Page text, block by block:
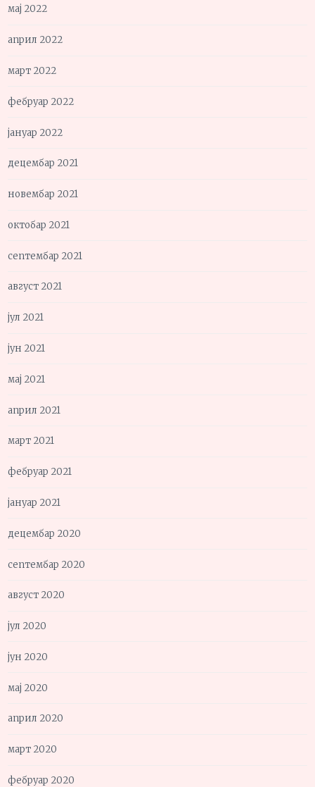
мај 2022
април 2022
март 2022
фебруар 2022
јануар 2022
децембар 2021
новембар 2021
октобар 2021
септембар 2021
август 2021
јул 2021
јун 2021
мај 2021
април 2021
март 2021
фебруар 2021
јануар 2021
децембар 2020
септембар 2020
август 2020
јул 2020
јун 2020
мај 2020
април 2020
март 2020
фебруар 2020